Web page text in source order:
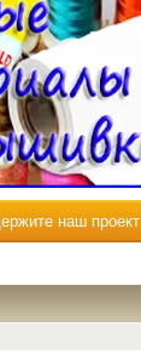
наш проект